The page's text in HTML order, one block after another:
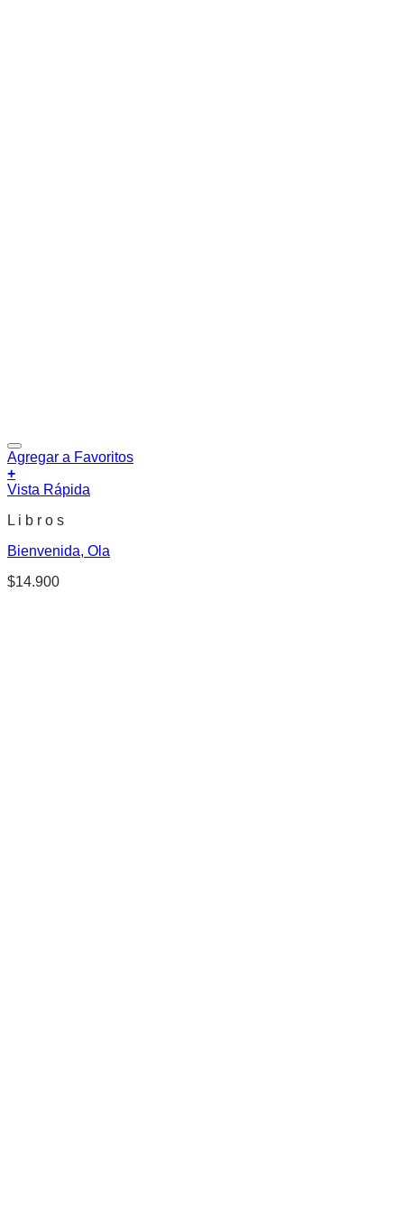
Agregar a Favoritos
+
Vista Rápida
L i b r o s
Bienvenida, Ola
$14.900